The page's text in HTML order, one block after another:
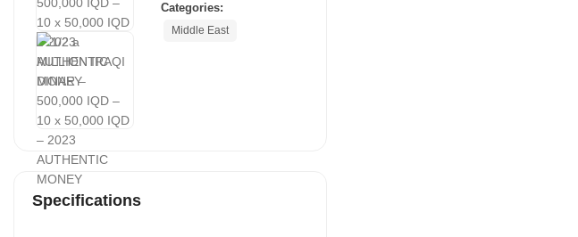
Categories:
Middle East
Specifications